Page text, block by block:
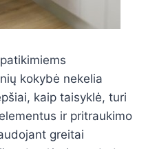
kokybė nekelia
kaip taisyklė, turi
ir pritraukimo
greitai